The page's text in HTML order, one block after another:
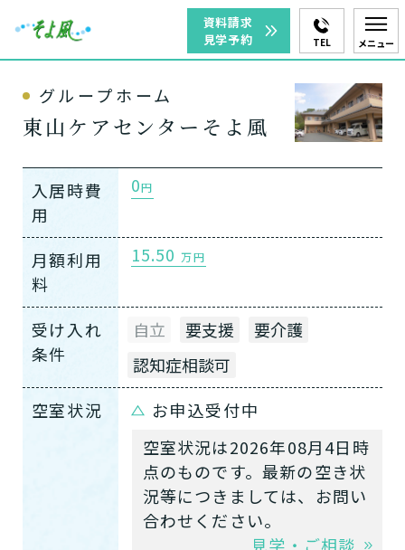
資料請求
見学予約
TEL メニュー
グループホーム
東山ケアセンターそよ風
入居時費
用
0円
月額利用
料
15.50 万円
受け入れ
条件
自立 要支援
要介護
認知症相談可
空室状況
お申込受付中
空室状況は2026年08月4日時
点のものです。最新の空き状
況等につきましては、お問い
合わせください。
見学・ご相談